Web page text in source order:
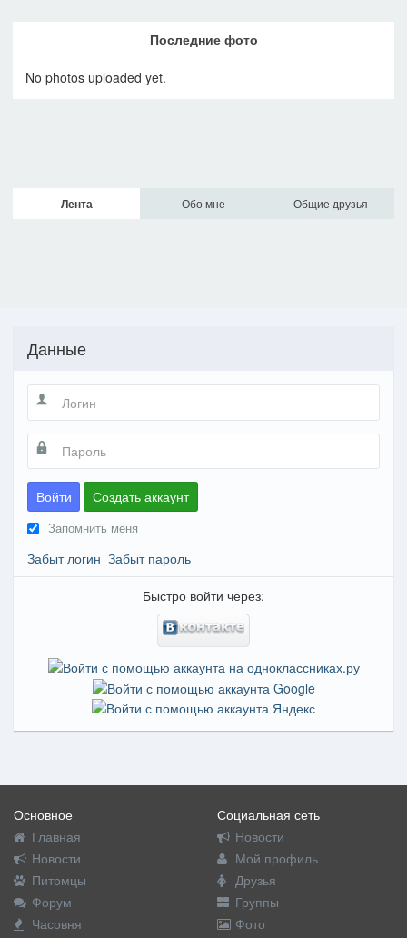
Последние фото
No photos uploaded yet.
Лента Обо мне Общие друзья
Данные
Войти Создать аккаунт
Запомнить меня
Забыт логин Забыт пароль
Быстро войти через:
Основное
Главная
Новости
Питомцы
Форум
Часовня
Социальная сеть
Новости
Мой профиль
Друзья
Группы
Фото